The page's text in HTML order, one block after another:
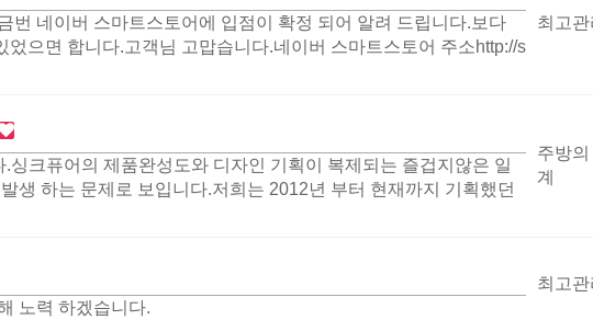
번 네이버 스마트스토어에 입점이 확정 되어 알려 드립니다.보다
으면 합니다.고객님 고맙습니다.네이버 스마트스토어 주소http://s
최고
크퓨어의 제품완성도와 디자인 기획이 복제되는 즐겁지않은 일
생 하는 문제로 보입니다.저희는 2012년 부터 현재까지 기획했던
주방의
계
노력 하겠습니다.
최고